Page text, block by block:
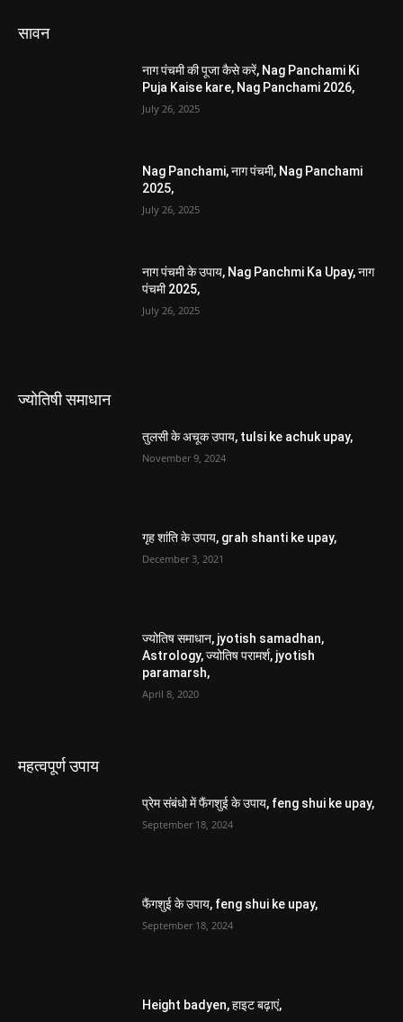
सावन
नाग पंचमी की पूजा कैसे करें, Nag Panchami Ki
Puja Kaise kare, Nag Panchami 2026,
July 26, 2025
Nag Panchami, नाग पंचमी, Nag Panchami
2025,
July 26, 2025
नाग पंचमी के उपाय, Nag Panchmi Ka Upay, नाग
पंचमी 2025,
July 26, 2025
ज्योतिषी समाधान
तुलसी के अचूक उपाय, tulsi ke achuk upay,
November 9, 2024
गृह शांति के उपाय, grah shanti ke upay,
December 3, 2021
ज्योतिष समाधान, jyotish samadhan,
Astrology, ज्योतिष परामर्श, jyotish
paramarsh,
April 8, 2020
महत्वपूर्ण उपाय
प्रेम संबंधो में फैंगशुई के उपाय, feng shui ke upay,
September 18, 2024
फैंगशुई के उपाय, feng shui ke upay,
September 18, 2024
Height badyen, हाइट बढ़ाएं,